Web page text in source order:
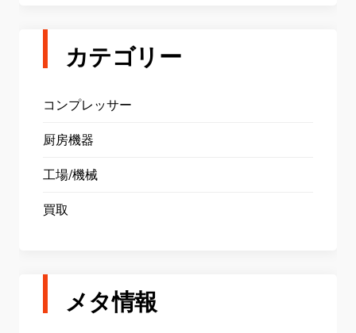
カテゴリー
コンプレッサー
厨房機器
工場/機械
買取
メタ情報